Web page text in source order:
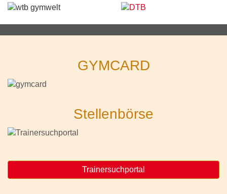
GYMCARD
Stellenbörse
Trainersuchportal